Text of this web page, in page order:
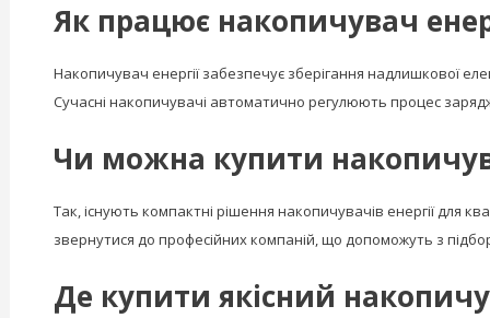
Як працює накопичувач
Накопичувач енергії забезпечує зберігання надлишкової
Сучасні накопичувачі автоматично регулюють процес
Чи можна купити
Так, існують компактні рішення накопичувачів енергії для
звернутися до професійних компаній, що допоможуть з
Де купити якісний